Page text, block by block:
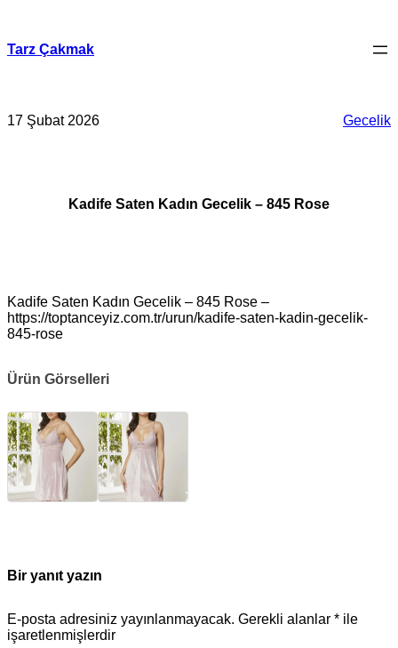
Tarz Çakmak
17 Şubat 2026 Gecelik
Kadife Saten Kadın Gecelik – 845 Rose
Kadife Saten Kadın Gecelik – 845 Rose –
https://toptanceyiz.com.tr/urun/kadife-saten-kadin-gecelik-
845-rose
Ürün Görselleri
Bir yanıt yazın
E-posta adresiniz yayınlanmayacak. Gerekli alanlar * ile
işaretlenmişlerdir